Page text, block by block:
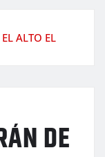
ALTO EL
DE